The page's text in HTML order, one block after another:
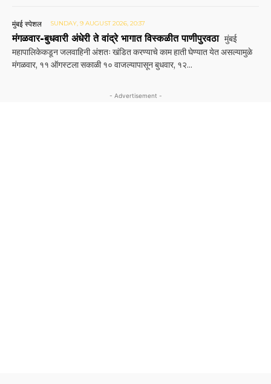
मुंबई स्पेशल SUNDAY, 9 AUGUST 2026, 20:37
मंगळवार-बुधवारी अंधेरी ते वांद्रे भागात विस्कळीत पाणीपुरवठा मुंबई
महापालिकेकडून जलवाहिनी अंशतः खंडित करण्याचे काम हाती घेण्यात येत असल्यामुळे
मंगळवार, ११ ऑगस्‍टला सकाळी १० वाजल्यापासून बुधवार, १२...
- Advertisement -